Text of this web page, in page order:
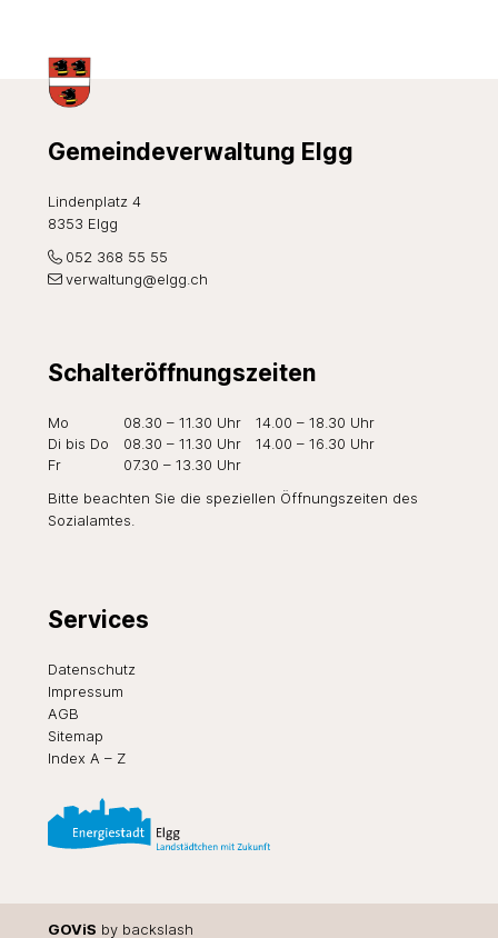
Footer
Gemeindeverwaltung Elgg
Lindenplatz 4
8353 Elgg
052 368 55 55
verwaltung@elgg.ch
Schalteröffnungszeiten
Wochentag Öffnungszeiten Vormittag Öffnungszeiten
Mo 08.30 – 11.30 Uhr
14.00 – 18.30 Uhr
Di bis Do 08.30 – 11.30 Uhr
14.00 – 16.30 Uhr
Fr
07.30 – 13.30 Uhr
Bitte beachten Sie die speziellen Öffnungszeiten des
Sozialamtes.
Services
Datenschutz
Impressum
AGB
Sitemap
Index A – Z
GOViS by backslash